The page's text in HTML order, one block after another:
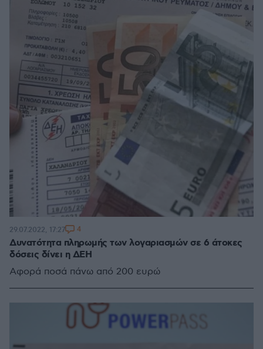
Δυνατότητα πληρωμής των λογαριασμών σε 6 άτοκες
δόσεις δίνει η ΔΕΗ
Αφορά ποσά πάνω από 200 ευρώ
29.07.2022, 17:27 4